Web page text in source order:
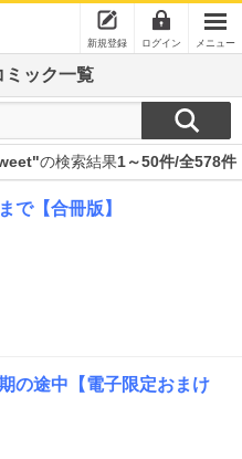
新規登録 ログイン メニュー
ミック一覧
の検索結果1～50件/全578件
で【合冊版】
の途中【電子限定おまけ